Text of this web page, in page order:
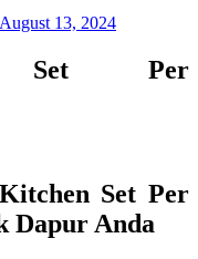
August 13, 2024
Set Per
Set Per
Dapur Anda